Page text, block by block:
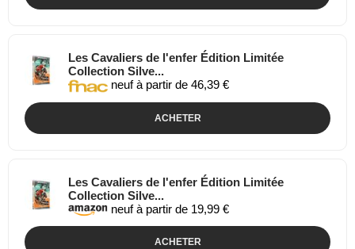
Les Cavaliers de l'enfer Édition Limitée
Collection Silve...
neuf à partir de 46,39 €
ACHETER
Les Cavaliers de l'enfer Édition Limitée
Collection Silve...
neuf à partir de 19,99 €
ACHETER